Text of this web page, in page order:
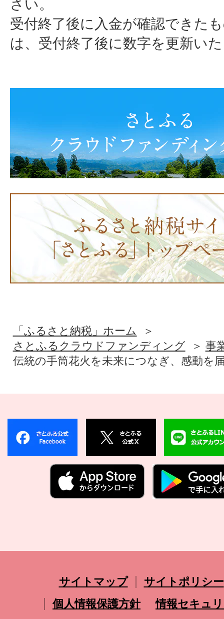
さい。
受付終了後に入金が確認できた
は、受付終了後に数字を更新い
「ふるさと納税」ホーム
さとふるクラウドファンディング
事
伝統の手筒花火を未来につなぎ、感動を
サイトマップ
サイトポリシー
個人情報保護方針
情報セキュ